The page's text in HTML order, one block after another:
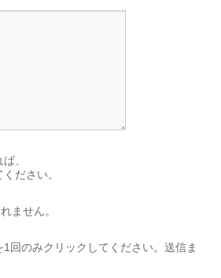
、
ください。
ません。
回のみクリックしてください。送信ま